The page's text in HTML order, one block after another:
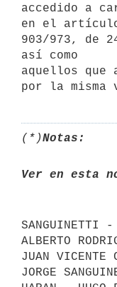
accedido a
en el
903/973, de
así como
aquellos que
(*)Notas:
Ver en esta
SANGUINETTI -
ALBERTO
JUAN VICENTE
JORGE